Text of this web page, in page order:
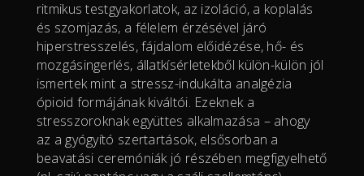
ritmikus testgyakorlatok, az izoláció, a koplalás
és szomjazás, a félelem érzésével járó
hiperstresszelés, fájdalom előidézése, hő- és
mozgásingerlés, állatkísérletekből külön-külön jól
ismertek mint a stressz-indukálta analgézia
ópioid formájának kiváltói. Ezeknek a
stresszoroknak együttes alkalmazása – ahogy
az a gyógyító szertartások, elsősorban a
beavatási ceremóniák jó részében megfigyelhető